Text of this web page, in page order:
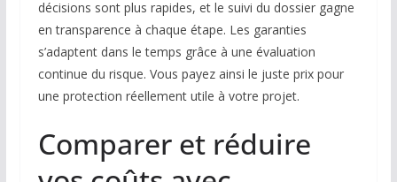
décisions sont plus rapides, et le suivi du dossier gagne
en transparence à chaque étape. Les garanties
s’adaptent dans le temps grâce à une évaluation
continue du risque. Vous payez ainsi le juste prix pour
une protection réellement utile à votre projet.
Comparer et réduire